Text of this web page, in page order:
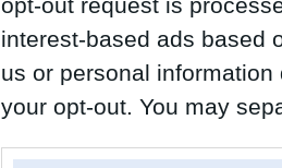
interest-based ads based
us or personal
your opt-out. You may